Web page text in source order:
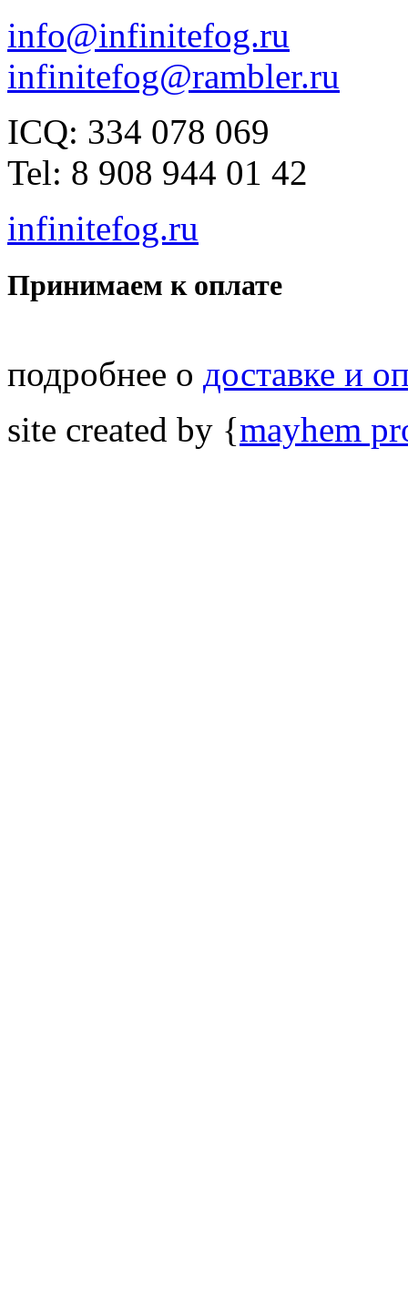
info@infinitefog.ru
infinitefog@rambler.ru
ICQ: 334 078 069
Tel: 8 908 944 01 42
infinitefog.ru
Принимаем к оплате
подробнее о доставке и
site created by {mayhem